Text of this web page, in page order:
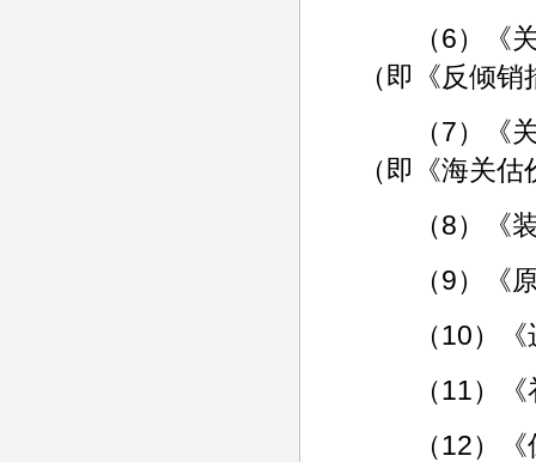
（6）《关
（即《反倾
（7）《关
（即《海关
（8）《装
（9）《原
（10）《
（11）《
（12）《